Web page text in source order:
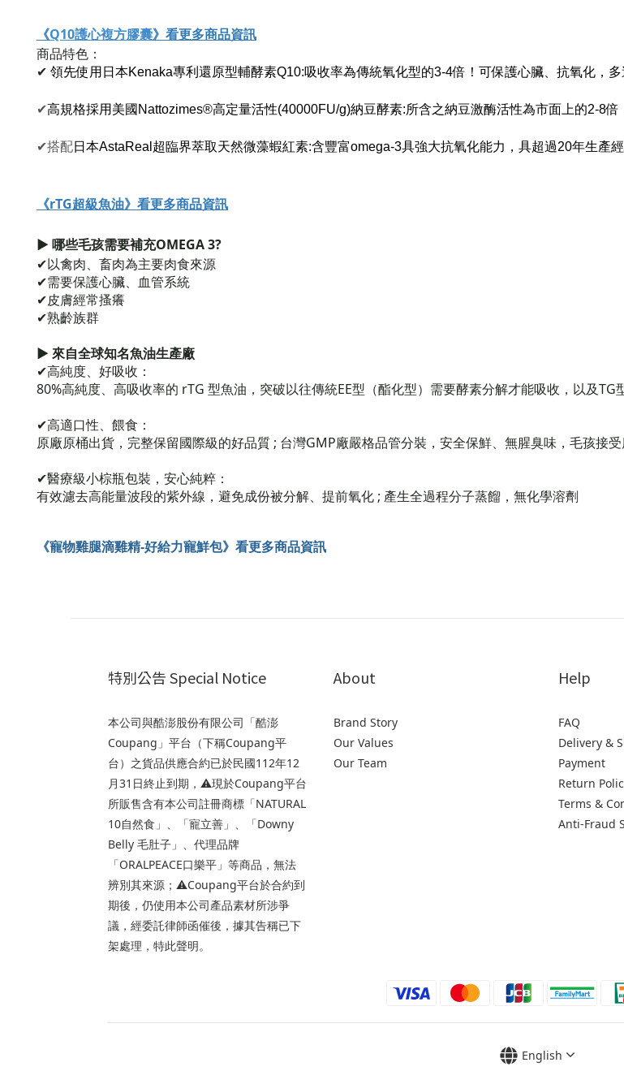
《Q10護心複方膠囊》看更多商品資訊
商品特色：
✔ 領先使用日本Kenaka專利還原型輔酵素Q10:吸收率為傳統氧化型的3-4倍！可保護心臟、抗氧化，
✔高規格採用美國Nattozimes®高定量活性(40000FU/g)納豆酵素:所含之納豆激酶活性為市面上的2-8
✔搭配日本AstaReal超臨界萃取天然微藻蝦紅素:含豐富omega-3具強大抗氧化能力，具超過20年生產
《rTG超級魚油》看更多商品資訊
► 哪些毛孩需要補充OMEGA 3?
✔以禽肉、畜肉為主要肉食來源
✔需要保護心臟、血管系統
✔皮膚經常搔癢
✔熟齡族群
► 來自全球知名魚油生產廠
✔高純度、好吸收：
80%高純度、高吸收率的 rTG 型魚油，突破以往傳統EE型（酯化型）需要酵素分解才能吸收，以及
✔高適口性、餵食：
原廠原桶出貨，完整保留國際級的好品質 ; 台灣GMP廠嚴格品管分裝，安全保鮮、無腥臭味，毛孩接受
✔醫療級小棕瓶包裝，安心純粹：
有效濾去高能量波段的紫外線，避免成份被分解、提前氧化 ; 產生全過程分子蒸餾，無化學溶劑
《寵物雞腿滴雞精-好給力寵鮮包》看更多商品資訊
特別公告 Special Notice
本公司與酷澎股份有限公司「酷澎
Coupang」平台（下稱Coupang平
台）之貨品供應合約已於民國112年12
月31日終止到期，⚠️現於Coupang平台
所販售含有本公司註冊商標「NATURAL
10自然食」、「寵立善」、「Downy
Belly 毛肚子」、代理品牌
「ORALPEACE口樂平」等商品，無法
辨別其來源；⚠️Coupang平台於合約到
期後，仍使用本公司產品素材所涉爭
議，經委託律師函催後，據其告稱已下
架處理，特此聲明。
About
Brand Story
Our Values
Our Team
Help
FAQ
Delivery &
Payment
Return
Terms &
Anti-Fraud
English